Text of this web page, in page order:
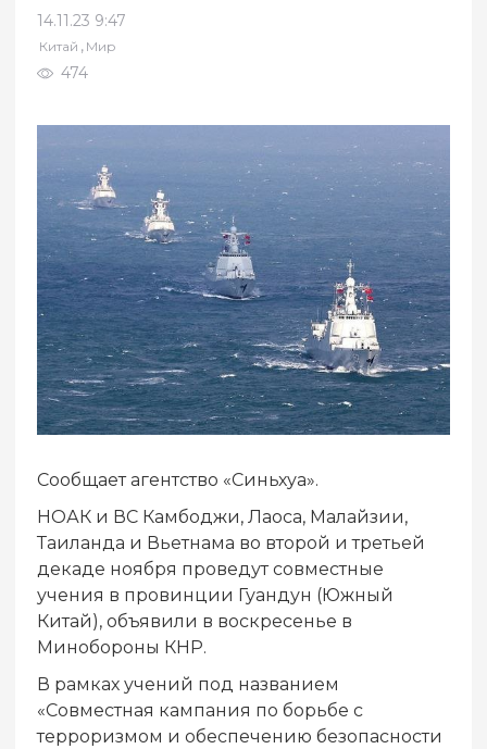
14.11.23 9:47
Китай , Мир
474
Сообщает агентство «Синьхуа».
НОАК и ВС Камбоджи, Лаоса, Малайзии,
Таиланда и Вьетнама во второй и третьей
декаде ноября проведут совместные
учения в провинции Гуандун (Южный
Китай), объявили в воскресенье в
Минобороны КНР.
В рамках учений под названием
«Совместная кампания по борьбе с
терроризмом и обеспечению безопасности